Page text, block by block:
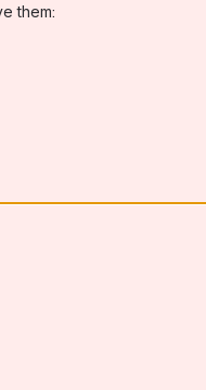
new window)
them: